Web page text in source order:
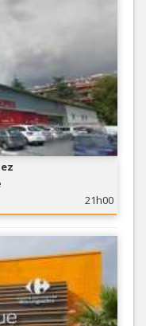
21h00